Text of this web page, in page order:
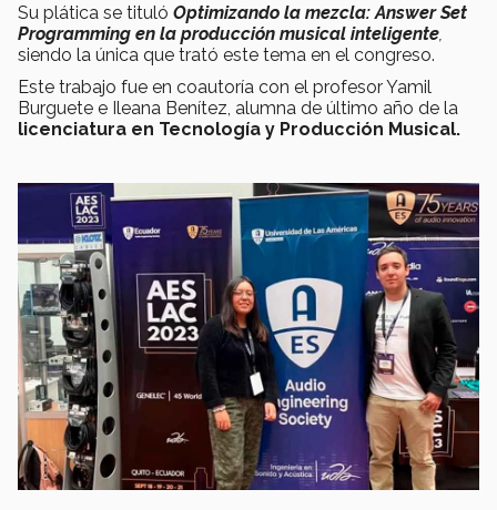
Su plática se tituló Optimizando la mezcla: Answer Set
Programming en la producción musical inteligente
siendo la única que trató este tema en el congreso.
Este trabajo fue en coautoría con el profesor Yamil
Burguete e Ileana Benítez, alumna de último año de la
licenciatura en Tecnología y Producción Musical.